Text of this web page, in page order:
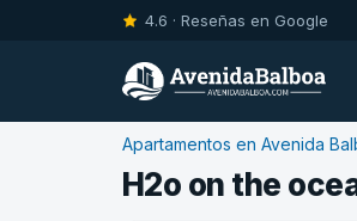
4.6 · Reseñas en Google
Apartamentos en Avenida
H2o on the